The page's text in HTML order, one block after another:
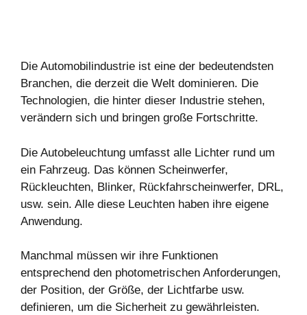
Die Automobilindustrie ist eine der bedeutendsten
Branchen, die derzeit die Welt dominieren. Die
Technologien, die hinter dieser Industrie stehen,
verändern sich und bringen große Fortschritte.
Die Autobeleuchtung umfasst alle Lichter rund um
ein Fahrzeug. Das können Scheinwerfer,
Rückleuchten, Blinker, Rückfahrscheinwerfer, DRL,
usw. sein. Alle diese Leuchten haben ihre eigene
Anwendung.
Manchmal müssen wir ihre Funktionen
entsprechend den photometrischen Anforderungen,
der Position, der Größe, der Lichtfarbe usw.
definieren, um die Sicherheit zu gewährleisten.